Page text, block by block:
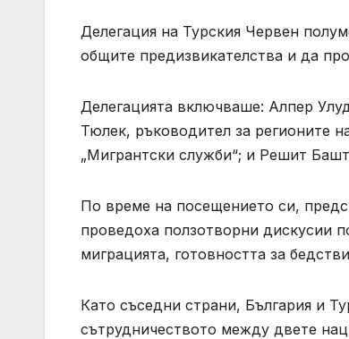
Делегация на Турския Червен
общите предизвикателства и да
Делегацията включваше: Алпер
Тюлек, ръководител за регионите
„Мигрантски служби“; и Решит
По време на посещението си,
проведоха ползотворни дискусии
миграцията, готовността за
Като съседни страни, България и
сътрудничеството между двете